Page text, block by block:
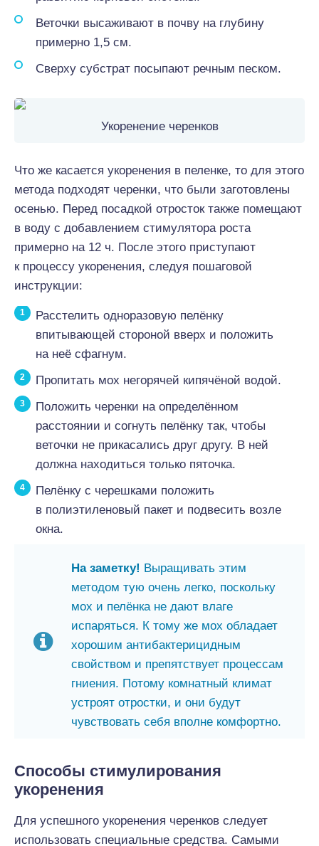
Веточки высаживают в почву на глубину
примерно 1,5 см.
Сверху субстрат посыпают речным песком.
Укоренение черенков
Что же касается укоренения в пеленке, то для этого
метода подходят черенки, что были заготовлены
осенью. Перед посадкой отросток также помещают
в воду с добавлением стимулятора роста
примерно на 12 ч. После этого приступают
к процессу укоренения, следуя пошаговой
инструкции:
Расстелить одноразовую пелёнку
впитывающей стороной вверх и положить
на неё сфагнум.
Пропитать мох негорячей кипячёной водой.
Положить черенки на определённом
расстоянии и согнуть пелёнку так, чтобы
веточки не прикасались друг другу. В ней
должна находиться только пяточка.
Пелёнку с черешками положить
в полиэтиленовый пакет и подвесить возле
окна.
На заметку! Выращивать этим
методом тую очень легко, поскольку
мох и пелёнка не дают влаге
испаряться. К тому же мох обладает
хорошим антибактерицидным
свойством и препятствует процессам
гниения. Потому комнатный климат
устроят отростки, и они будут
чувствовать себя вполне комфортно.
Способы стимулирования
укоренения
Для успешного укоренения черенков следует
использовать специальные средства. Самыми